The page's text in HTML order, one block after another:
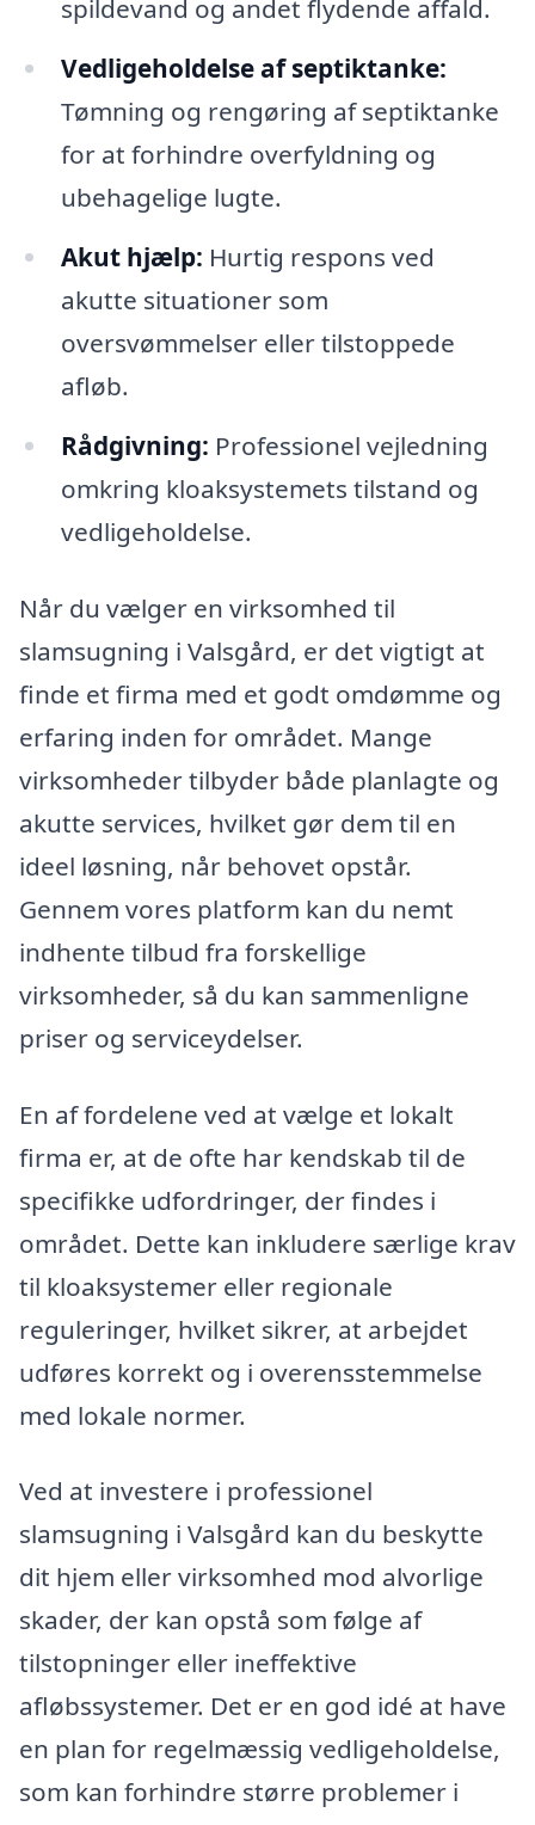
spildevand og andet flydende affald.
Vedligeholdelse af septiktanke:
Tømning og rengøring af septiktanke
for at forhindre overfyldning og
ubehagelige lugte.
Akut hjælp: Hurtig respons ved
akutte situationer som
oversvømmelser eller tilstoppede
afløb.
Rådgivning: Professionel vejledning
omkring kloaksystemets tilstand og
vedligeholdelse.
Når du vælger en virksomhed til
slamsugning i Valsgård, er det vigtigt at
finde et firma med et godt omdømme og
erfaring inden for området. Mange
virksomheder tilbyder både planlagte og
akutte services, hvilket gør dem til en
ideel løsning, når behovet opstår.
Gennem vores platform kan du nemt
indhente tilbud fra forskellige
virksomheder, så du kan sammenligne
priser og serviceydelser.
En af fordelene ved at vælge et lokalt
firma er, at de ofte har kendskab til de
specifikke udfordringer, der findes i
området. Dette kan inkludere særlige krav
til kloaksystemer eller regionale
reguleringer, hvilket sikrer, at arbejdet
udføres korrekt og i overensstemmelse
med lokale normer.
Ved at investere i professionel
slamsugning i Valsgård kan du beskytte
dit hjem eller virksomhed mod alvorlige
skader, der kan opstå som følge af
tilstopninger eller ineffektive
afløbssystemer. Det er en god idé at have
en plan for regelmæssig vedligeholdelse,
som kan forhindre større problemer i